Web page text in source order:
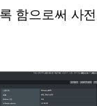
함으로써 사